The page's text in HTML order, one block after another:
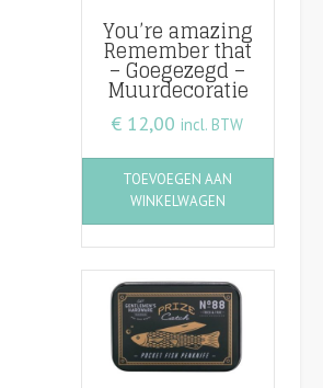
productpagina
You’re amazing
Remember that
– Goegezegd –
Muurdecoratie
€ 12,00 incl. BTW
TOEVOEGEN AAN
WINKELWAGEN